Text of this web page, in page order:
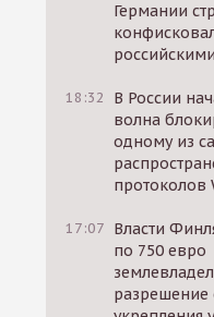
Германии
18:32
В России
волна
одному из
протоколов
17:07 Власти
по 750 евро
разрешение